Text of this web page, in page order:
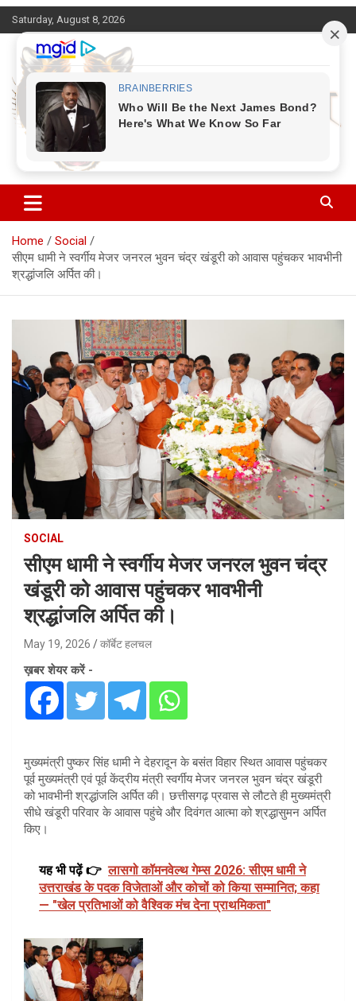
Skip
to
content
Saturday, August 8, 2026
Corbett Halchal (कॉर्बेट हलचल)
Home
Social
सीएम धामी ने स्वर्गीय मेजर जनरल भुवन चंद्र खंडूरी को आवास पहुंचकर भावभीनी
श्रद्धांजलि अर्पित की।
SOCIAL
सीएम धामी ने स्वर्गीय मेजर जनरल भुवन चंद्र
खंडूरी को आवास पहुंचकर भावभीनी
श्रद्धांजलि अर्पित की।
May 19, 2026 कॉर्बेट हलचल
ख़बर शेयर करें -
मुख्यमंत्री पुष्कर सिंह धामी ने देहरादून के बसंत विहार स्थित आवास पहुंचकर
पूर्व मुख्यमंत्री एवं पूर्व केंद्रीय मंत्री स्वर्गीय मेजर जनरल भुवन चंद्र खंडूरी
को भावभीनी श्रद्धांजलि अर्पित की। छत्तीसगढ़ प्रवास से लौटते ही मुख्यमंत्री
सीधे खंडूरी परिवार के आवास पहुंचे और दिवंगत आत्मा को श्रद्धासुमन अर्पित
किए।
यह भी पढ़ें 👉 लासगो कॉमनवेल्थ गेम्स 2026: सीएम धामी ने
उत्तराखंड के पदक विजेताओं और कोचों को किया सम्मानित; कहा
— "खेल प्रतिभाओं को वैश्विक मंच देना प्राथमिकता"